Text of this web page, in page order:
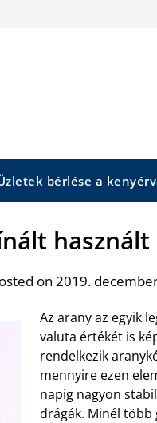
bérlése a
on 2019.
Az arany az egyik
valuta értékét is
rendelkezik
mennyire ezen
napig nagyon
drágák. Minél több